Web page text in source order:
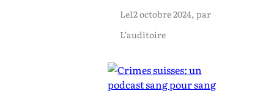
Le12 octobre 2024, par
L’auditoire